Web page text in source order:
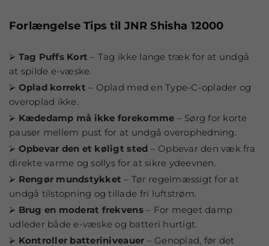
Forlængelse Tips til JNR Shisha 12000
⮚ Tag Puffs Kort – Tag ikke lange træk for at undgå
at spilde e-væske.
⮚ Oplad korrekt– Oplad med en Type-C-oplader og
overoplad ikke.
⮚ Kædedamp må ikke forekomme – Sørg for korte
pauser mellem pust for at undgå overophedning.
⮚ Opbevar den et køligt sted – Opbevar den væk fra
direkte varme og sollys for at sikre ydeevnen.
⮚ Rengør mundstykket – Tør regelmæssigt for at
undgå tilstopning og tillade fri luftstrøm.
⮚ Brug en moderat frekvens– For meget damp
udleder både e-væske og batteri hurtigt.
⮚ Kontroller batteriniveauer – Genoplad, før det